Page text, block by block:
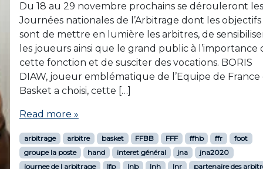
Du 18 au 29 novembre prochains se dérouleront les
Journées nationales de l’Arbitrage dont les objectifs
sont de mettre en lumière les arbitres, de
les joueurs ainsi que le grand public à l’importance
cette fonction et de susciter des vocations. BORIS
DIAW, joueur emblématique de l’Equipe de France
Basket a choisi, cette […]
Read more »
arbitrage arbitre basket FFBB FFF ffhb ffr
foot
groupe la poste
hand interet général jna
jna2020
journee de l arbitrage
lfp lnb lnh lnr partenaire des